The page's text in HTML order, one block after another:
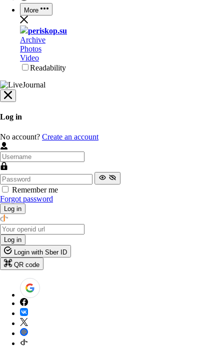
More
periskop.su
Archive
Photos
Video
Readability
Log in
No account? Create an account
Remember me
Forgot password
Log in
Log in
Login with Sber ID
QR code